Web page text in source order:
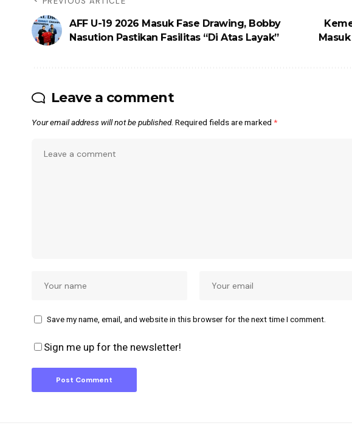
AFF U-19 2026 Masuk Fase Drawing, Bobby
Nasution Pastikan Fasilitas “Di Atas Layak”
Leave a comment
Your email address will not be published. Required fields are marked *
Save my name, email, and website in this browser for the next time I comment.
Sign me up for the newsletter!